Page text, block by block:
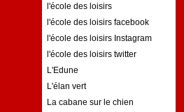
l'école des loisirs
l'école des loisirs facebook
l'école des loisirs Instagram
l'école des loisirs twitter
L'Edune
L'élan vert
La cabane sur le chien